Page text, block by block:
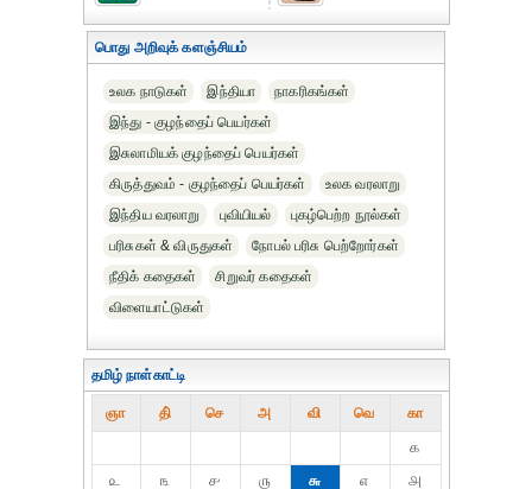
பொது அறிவுக் களஞ்சியம்
உலக நாடுகள் இந்தியா
நாகரிகங்கள்
இந்து - குழந்தைப் பெயர்கள்
இசுலாமியக் குழந்தைப் பெயர்கள்
கிருத்துவம் - குழந்தைப் பெயர்கள்
உலக வரலாறு
இந்திய வரலாறு
புவியியல்
புகழ்பெற்ற நூல்கள்
பரிசுகள் & விருதுகள்
நோபல் பரிசு‎ பெற்றோர்‎கள்
நீதிக் கதைகள்
சிறுவர் கதைகள்
விளையாட்டுகள்
தமிழ் நாள்காட்டி
ஞா தி் செ அ வி வெ கா
௧
௨
௩ ௪ ௫ ௬ ௭ ௮